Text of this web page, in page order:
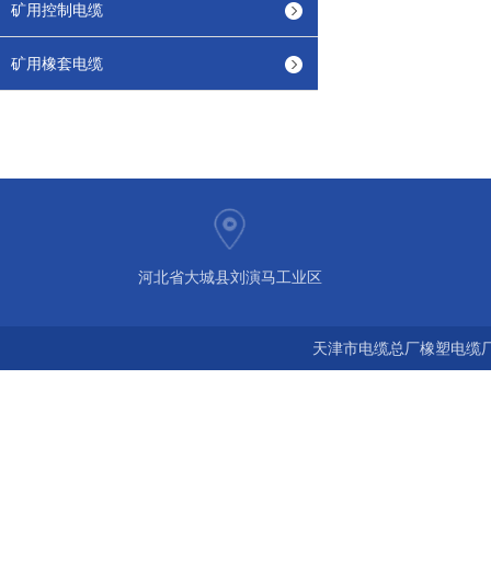
矿用控制电缆
矿用橡套电缆
河北省大城县刘演马工业区
天津市电缆总厂橡塑电